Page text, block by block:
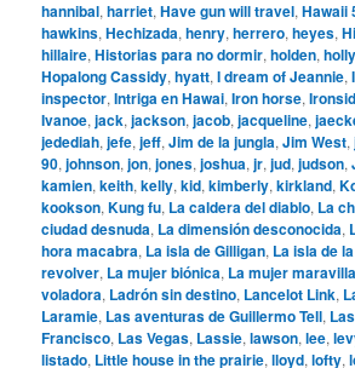
hannibal,harriet,Have gun will travel,Hawaii
hawkins,Hechizada,henry,herrero,heyes,
hillaire,Historias para no dormir,holden,holly
Hopalong Cassidy,hyatt,I dream of Jeannie,
inspector,Intriga en Hawai,Iron horse,
Ivanoe,jack,jackson,jacob,jacqueline,
jedediah,jefe,jeff,Jim de la jungla,Jim West,
90,johnson,jon,jones,joshua,jr,jud,judson,
kamien,keith,kelly,kid,kimberly,kirkland,
kookson,Kung fu, La caldera del diablo, La
ciudad desnuda, La dimensión desconocida,
hora macabra, La isla de Gilligan, La isla de
revolver, La mujer biónica, La mujer maravilla
voladora, Ladrón sin destino, Lancelot Link,
Laramie, Las aventuras de Guillermo Tell,
Francisco, Las Vegas, Lassie,lawson,lee,
listado, Little house in the prairie,lloyd,lofty,